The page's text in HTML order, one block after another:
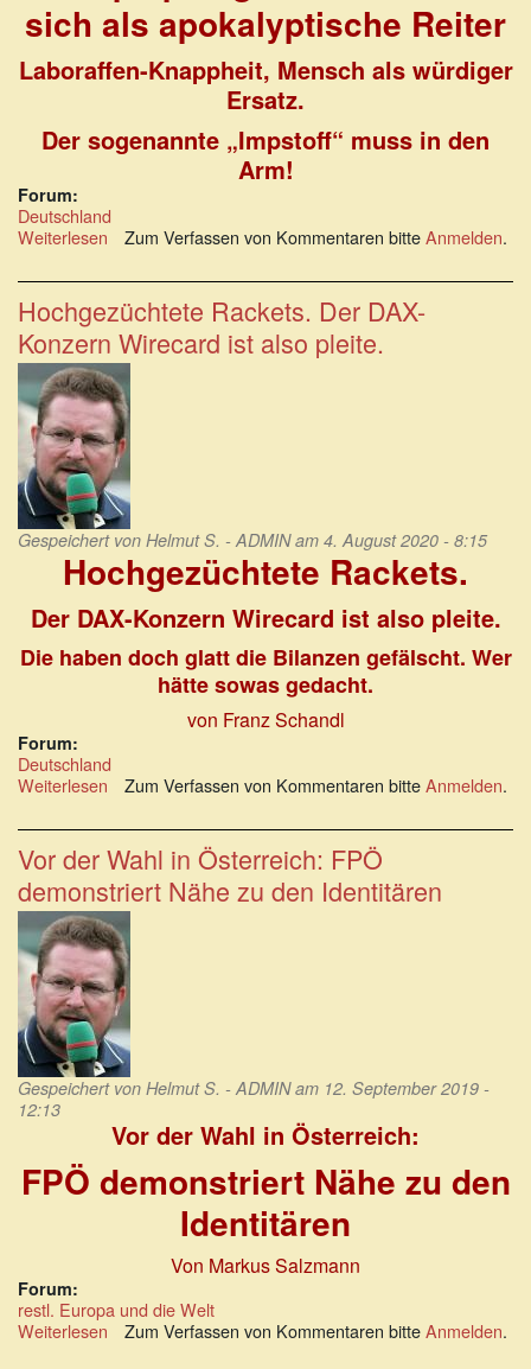
sich als apokalyptische Reiter
Laboraffen-Knappheit, Mensch als würdiger
Ersatz.
Der sogenannte „Impstoff“ muss in den
Arm!
Forum:
Deutschland
Weiterlesen über
erweisen
sich
als
apokalyptische
Reiter
Zum Verfassen von Kommentaren bitteAnmelden.
Hochgezüchtete Rackets. Der DAX-
Konzern Wirecard ist also pleite.
Gespeichert von Helmut S. - ADMINam 4. August 2020 - 8:15
Hochgezüchtete Rackets.
Der DAX-Konzern Wirecard ist also pleite.
Die haben doch glatt die Bilanzen gefälscht. Wer
hätte sowas gedacht.
von Franz Schandl
Forum:
Deutschland
Weiterlesen über
Rackets.
Der
DAX-
Konzern
Wirecard
ist
also
pleite.
Zum Verfassen von Kommentaren bitteAnmelden.
Vor der Wahl in Österreich: FPÖ
demonstriert Nähe zu den Identitären
Gespeichert von Helmut S. - ADMINam 12. September 2019 -
12:13
Vor der Wahl in Österreich:
FPÖ demonstriert Nähe zu den
Identitären
Von Markus Salzmann
Forum:
restl. Europa und die Welt
Weiterlesen über
Zum Verfassen von Kommentaren bitteAnmelden.